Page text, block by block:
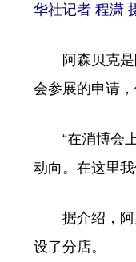
华社记者 程潇
阿森贝克是阿
会参展的申请
“在消博会上
动向。在这里我
据介绍，阿夕
设了分店。